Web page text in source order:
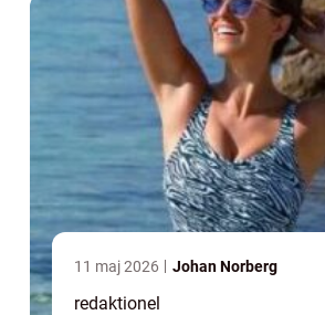
11 maj 2026 Johan Norberg
redaktionel